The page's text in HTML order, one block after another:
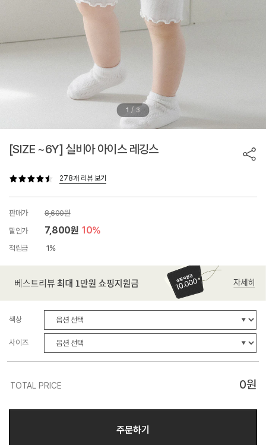
1 / 3
[SIZE ~6Y] 실비아 아이스 레깅스
278개 리뷰 보기
판매가
8,600원
할인가
7,800원 10%
적립금 1%
색상
사이즈
TOTAL PRICE 0원
주문하기